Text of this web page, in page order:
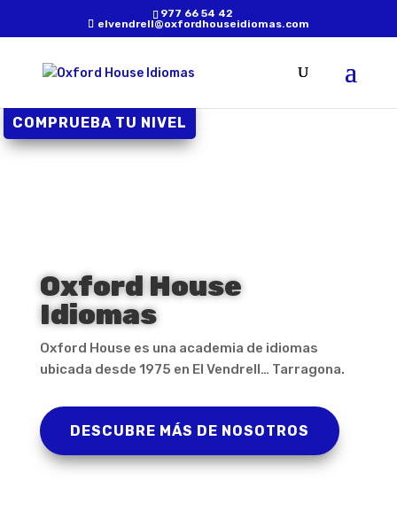
977 66 54 42
elvendrell@oxfordhouseidiomas.com
COMPRUEBA TU NIVEL
Oxford House
Idiomas
Oxford House es una academia de idiomas
ubicada desde 1975 en El Vendrell… Tarragona.
DESCUBRE MÁS DE NOSOTROS